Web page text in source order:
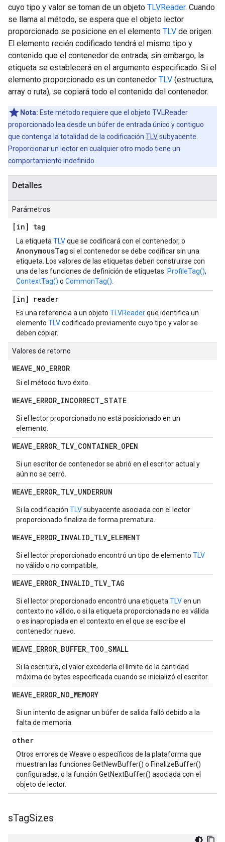
cuyo tipo y valor se toman de un objeto TLVReader. Cuando
se llama al método, se espera que el objeto lector
proporcionado se posicione en el elemento TLV de origen.
El elemento recién codificado tendrá el mismo tipo y
contenido que el contenedor de entrada; sin embargo, la
etiqueta se establecerá en el argumento especificado. Si el
elemento proporcionado es un contenedor TLV (estructura,
array o ruta), se copiará todo el contenido del contenedor.
Nota: Este método requiere que el objeto TVLReader
proporcionado lea desde un búfer de entrada único y contiguo
que contenga la totalidad de la codificación TLVsubyacente.
Proporcionar un lector en cualquier otro modo tiene un
comportamiento indefinido.
Detalles
Parámetros
[in] tag
La etiqueta TLVque se codificará con el contenedor, o
AnonymousTag si el contenedor se debe codificar sin una
etiqueta. Los valores de las etiquetas deben construirse con
una de las funciones de definición de etiquetas: ProfileTag(),
ContextTag() o CommonTag()
[in] reader
Es una referencia a un objeto TLVReaderque identifica un
elemento TLVcodificado previamente cuyo tipo y valor se
deben copiar.
Valores de retorno
WEAVE_NO_ERROR
Si el método tuvo éxito.
WEAVE_ERROR_INCORRECT_STATE
Si el lector proporcionado no está posicionado en un
elemento.
WEAVE_ERROR_TLV_CONTAINER_OPEN
Si un escritor de contenedor se abrió en el escritor actual y
aún no se cerró.
WEAVE_ERROR_TLV_UNDERRUN
Si la codificación TLVsubyacente asociada con el lector
proporcionado finaliza de forma prematura.
WEAVE_ERROR_INVALID_TLV_ELEMENT
Si el lector proporcionado encontró un tipo de elemento TLV
no válido o no compatible,
WEAVE_ERROR_INVALID_TLV_TAG
Si el lector proporcionado encontró una etiqueta TLVen un
contexto no válido, o si la etiqueta proporcionada no es válida
o es inapropiada en el contexto en el que se escribe el
contenedor nuevo.
WEAVE_ERROR_BUFFER_TOO_SMALL
Si la escritura, el valor excedería el límite de la cantidad
máxima de bytes especificada cuando se inicializó el escritor.
WEAVE_ERROR_NO_MEMORY
Si un intento de asignar un búfer de salida falló debido a la
falta de memoria.
other
Otros errores de Weave o específicos de la plataforma que
muestran las funciones GetNewBuffer() o FinalizeBuffer()
configuradas, o la función GetNextBuffer() asociada con el
objeto de lector.
sTagSizes